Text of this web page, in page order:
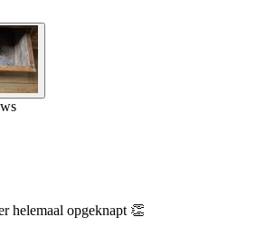
helemaal opgeknapt 👏